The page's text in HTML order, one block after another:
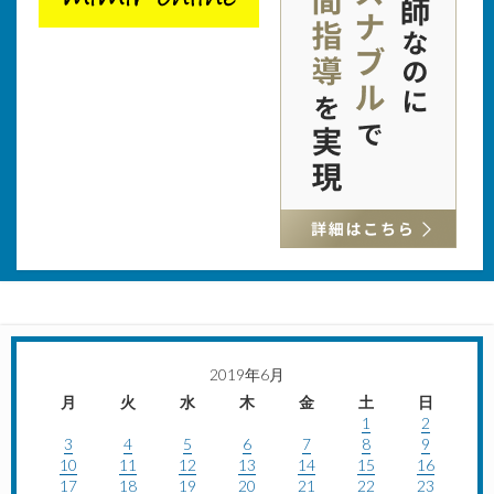
2019年6月
月
火 水 木 金 土
日
1
2
3
4 5 6 7 8
9
10
11 12 13 14 15
16
17
18 19 20 21 22
23